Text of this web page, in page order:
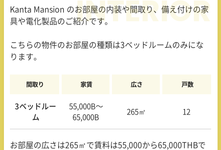
Kanta Mansion のお部屋の内装や間取り、備え付けの家
具や電化製品のご紹介です。
こちらの物件のお部屋の種類は3ベッドルームのみにな
ります。
間取り 家賃 広さ 戸数
3ベッドルー
ム
55,000B〜
65,000B
265㎡ 12
お部屋の広さは265㎡で賃料は55,000から65,000THBで